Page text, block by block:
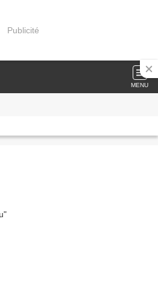
Publicité
MENU